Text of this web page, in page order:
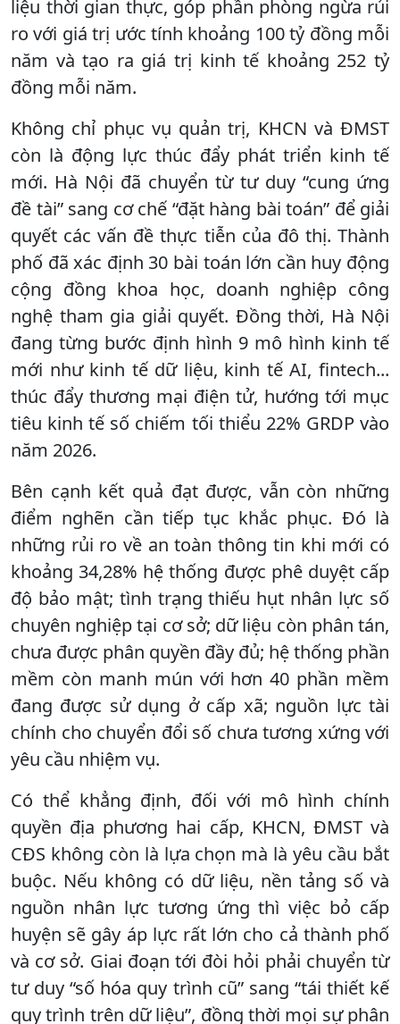
liệu thời gian thực, góp phần phòng ngừa rủi
ro với giá trị ước tính khoảng 100 tỷ đồng mỗi
năm và tạo ra giá trị kinh tế khoảng 252 tỷ
đồng mỗi năm.
Không chỉ phục vụ quản trị, KHCN và ĐMST
còn là động lực thúc đẩy phát triển kinh tế
mới. Hà Nội đã chuyển từ tư duy “cung ứng
đề tài” sang cơ chế “đặt hàng bài toán” để giải
quyết các vấn đề thực tiễn của đô thị. Thành
phố đã xác định 30 bài toán lớn cần huy động
cộng đồng khoa học, doanh nghiệp công
nghệ tham gia giải quyết. Đồng thời, Hà Nội
đang từng bước định hình 9 mô hình kinh tế
mới như kinh tế dữ liệu, kinh tế AI, fintech...
thúc đẩy thương mại điện tử, hướng tới mục
tiêu kinh tế số chiếm tối thiểu 22% GRDP vào
năm 2026.
Bên cạnh kết quả đạt được, vẫn còn những
điểm nghẽn cần tiếp tục khắc phục. Đó là
những rủi ro về an toàn thông tin khi mới có
khoảng 34,28% hệ thống được phê duyệt cấp
độ bảo mật; tình trạng thiếu hụt nhân lực số
chuyên nghiệp tại cơ sở; dữ liệu còn phân tán,
chưa được phân quyền đầy đủ; hệ thống phần
mềm còn manh mún với hơn 40 phần mềm
đang được sử dụng ở cấp xã; nguồn lực tài
chính cho chuyển đổi số chưa tương xứng với
yêu cầu nhiệm vụ.
Có thể khẳng định, đối với mô hình chính
quyền địa phương hai cấp, KHCN, ĐMST và
CĐS không còn là lựa chọn mà là yêu cầu bắt
buộc. Nếu không có dữ liệu, nền tảng số và
nguồn nhân lực tương ứng thì việc bỏ cấp
huyện sẽ gây áp lực rất lớn cho cả thành phố
và cơ sở. Giai đoạn tới đòi hỏi phải chuyển từ
tư duy “số hóa quy trình cũ” sang “tái thiết kế
quy trình trên dữ liệu”, đồng thời mọi sự phân